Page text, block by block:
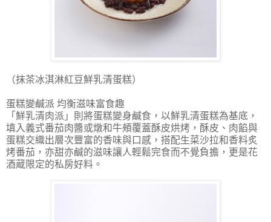
（抹茶冰淇淋紅豆鮮乳清蛋糕）
蛋糕變鹹派 均衡滋味富食趣
「鮮乳清肉派」則將蛋糕變身鹹食，以鮮乳清蛋糕為基底，
填入義式番茄肉醬或燉和牛頰覆蓋酥皮烘烤，酥皮、肉餡與
蛋糕交織出層次豐富的香味與口感，搭配生菜沙拉和香料炙
烤番茄，亦甜亦鹹的滋味讓人輕鬆完食而不覺負擔，更是花
酒蔵限定的私房好料。